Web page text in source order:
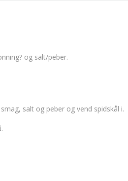
og salt/peber.
salt og peber og vend spidskål i.